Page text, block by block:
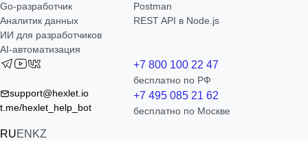
Go-разработчик
Аналитик данных
ИИ для разработчиков
AI-автоматизация
Postman
REST API в Node.js
support@hexlet.io
t.me/hexlet_help_bot
RUEN KZ
+7 800 100 22 47
бесплатно по РФ
+7 495 085 21 62
бесплатно по Москве